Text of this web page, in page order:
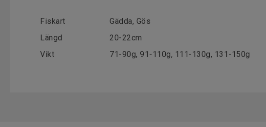
Fiskart
Gädda, Gös
Längd
20-22cm
Vikt
71-90g, 91-110g, 111-130g, 131-150g